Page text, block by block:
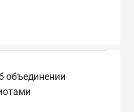
объединении​